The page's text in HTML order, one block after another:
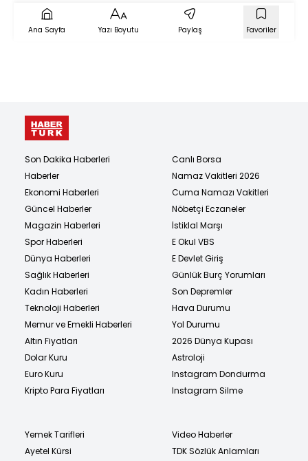
Ana Sayfa Yazı Boyutu Paylaş Favoriler
Son Dakika Haberleri
Haberler
Ekonomi Haberleri
Güncel Haberler
Magazin Haberleri
Spor Haberleri
Dünya Haberleri
Sağlık Haberleri
Kadın Haberleri
Teknoloji Haberleri
Memur ve Emekli Haberleri
Altın Fiyatları
Dolar Kuru
Euro Kuru
Kripto Para Fiyatları
Canlı Borsa
Namaz Vakitleri 2026
Cuma Namazı Vakitleri
Nöbetçi Eczaneler
İstiklal Marşı
E Okul VBS
E Devlet Giriş
Günlük Burç Yorumları
Son Depremler
Hava Durumu
Yol Durumu
2026 Dünya Kupası
Astroloji
Instagram Dondurma
Instagram Silme
Yemek Tarifleri
Ayetel Kürsi
Video Haberler
TDK Sözlük Anlamları